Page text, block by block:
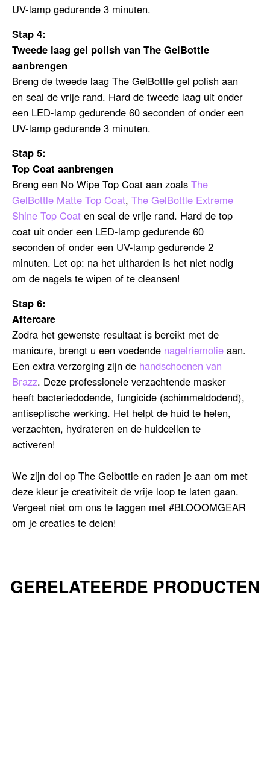
UV-lamp gedurende 3 minuten.
Stap 4:
Tweede laag gel polish van The GelBottle
aanbrengen
Breng de tweede laag The GelBottle gel polish aan
en seal de vrije rand. Hard de tweede laag uit onder
een LED-lamp gedurende 60 seconden of onder een
UV-lamp gedurende 3 minuten.
Stap 5:
Top Coat aanbrengen
Breng een No Wipe Top Coat aan zoals The
GelBottle Matte Top Coat, The GelBottle Extreme
Shine Top Coat en seal de vrije rand. Hard de top
coat uit onder een LED-lamp gedurende 60
seconden of onder een UV-lamp gedurende 2
minuten. Let op: na het uitharden is het niet nodig
om de nagels te wipen of te cleansen!
Stap 6:
Aftercare
Zodra het gewenste resultaat is bereikt met de
manicure, brengt u een voedende nagelriemolie aan.
Een extra verzorging zijn de handschoenen van
Brazz. Deze professionele verzachtende masker
heeft bacteriedodende, fungicide (schimmeldodend),
antiseptische werking. Het helpt de huid te helen,
verzachten, hydrateren en de huidcellen te
activeren!
We zijn dol op The Gelbottle en raden je aan om met
deze kleur je creativiteit de vrije loop te laten gaan.
Vergeet niet om ons te taggen met #BLOOOMGEAR
om je creaties te delen!
GERELATEERDE PRODUCTEN